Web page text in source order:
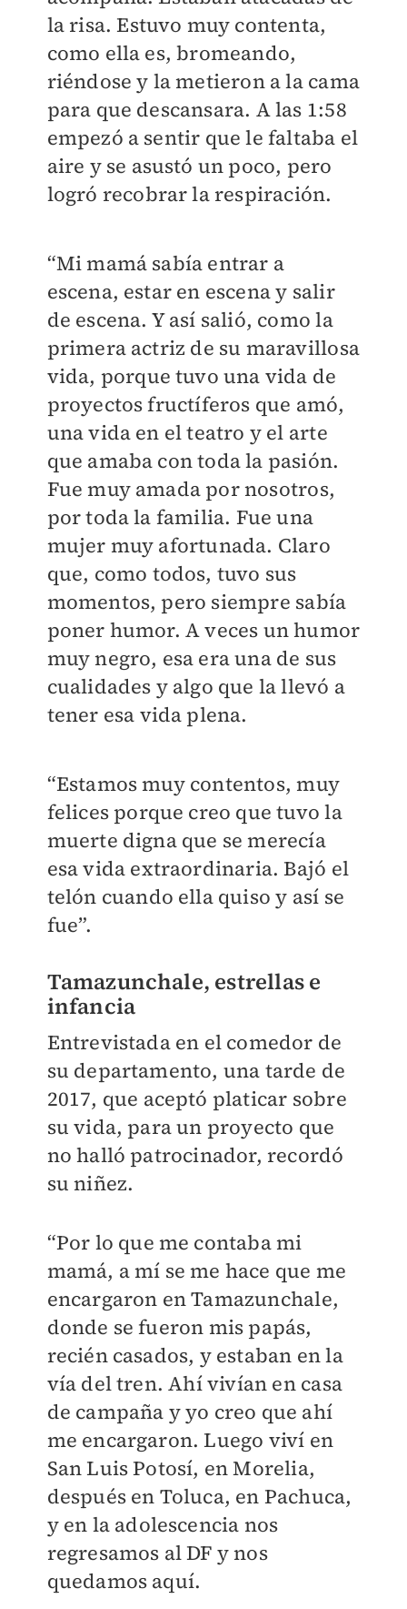
la risa. Estuvo muy contenta,
como ella es, bromeando,
riéndose y la metieron a la cama
para que descansara. A las 1:58
empezó a sentir que le faltaba el
aire y se asustó un poco, pero
logró recobrar la respiración.
“Mi mamá sabía entrar a
escena, estar en escena y salir
de escena. Y así salió, como la
primera actriz de su maravillosa
vida, porque tuvo una vida de
proyectos fructíferos que amó,
una vida en el teatro y el arte
que amaba con toda la pasión.
Fue muy amada por nosotros,
por toda la familia. Fue una
mujer muy afortunada. Claro
que, como todos, tuvo sus
momentos, pero siempre sabía
poner humor. A veces un humor
muy negro, esa era una de sus
cualidades y algo que la llevó a
tener esa vida plena.
“Estamos muy contentos, muy
felices porque creo que tuvo la
muerte digna que se merecía
esa vida extraordinaria. Bajó el
telón cuando ella quiso y así se
fue”.
Tamazunchale, estrellas e
infancia
Entrevistada en el comedor de
su departamento, una tarde de
2017, que aceptó platicar sobre
su vida, para un proyecto que
no halló patrocinador, recordó
su niñez.
“Por lo que me contaba mi
mamá, a mí se me hace que me
encargaron en Tamazunchale,
donde se fueron mis papás,
recién casados, y estaban en la
vía del tren. Ahí vivían en casa
de campaña y yo creo que ahí
me encargaron. Luego viví en
San Luis Potosí, en Morelia,
después en Toluca, en Pachuca,
y en la adolescencia nos
regresamos al DF y nos
quedamos aquí.